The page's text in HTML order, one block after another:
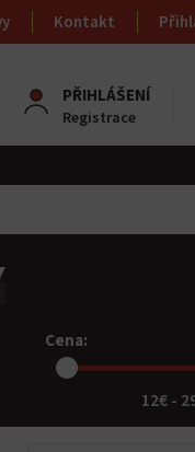
Kontakt
PŘIHLÁŠENÍ
Registrace
Cena:
12€ -